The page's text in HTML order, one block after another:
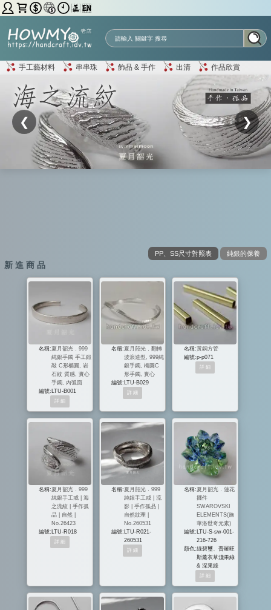
手工藝材料 串串珠 飾品 & 手作 出清 作品欣賞
❮ ❯
PP、SS尺寸對照表 純銀的保養
新 進 商 品
名稱:夏月韶光．999
純銀手鐲 手工鍛
敲 C形橢圓, 岩
石紋 質感, 實心
手鐲, 內弧面
編號: LTU-B001
名稱:夏月韶光．翻轉
波浪造型, 999純
銀手鐲, 橢圓C
形手鐲, 實心
編號: LTU-B029
名稱:黃銅方管
編號:p-p071
名稱:夏月韶光．999
純銀手工戒 | 海
之流紋 | 手作孤
品 | 自然 |
No.26423
編號: LTU-R018
名稱:夏月韶光．999
純銀手工戒 | 流
影 | 手作孤品 |
自然紋理 |
No.260531
編號: LTU-R021-
260531
名稱:夏月韶光．蓮花
擺件
SWAROVSKI
ELEMENTS(施
華洛世奇元素)
編號: LTU-S-sw-001-
216-726
顏色:綠碧璽、普羅旺
斯薰衣草淺果綠
& 深果綠